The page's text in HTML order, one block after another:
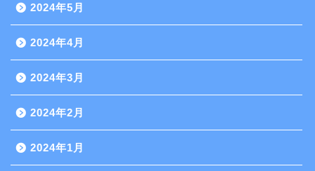
2024年5月
2024年4月
2024年3月
2024年2月
2024年1月